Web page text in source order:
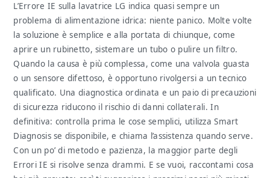
L’Errore IE sulla lavatrice LG indica quasi sempre un
problema di alimentazione idrica: niente panico. Molte volte
la soluzione è semplice e alla portata di chiunque, come
aprire un rubinetto, sistemare un tubo o pulire un filtro.
Quando la causa è più complessa, come una valvola guasta
o un sensore difettoso, è opportuno rivolgersi a un tecnico
qualificato. Una diagnostica ordinata e un paio di precauzioni
di sicurezza riducono il rischio di danni collaterali. In
definitiva: controlla prima le cose semplici, utilizza Smart
Diagnosis se disponibile, e chiama l’assistenza quando serve.
Con un po’ di metodo e pazienza, la maggior parte degli
Errori IE si risolve senza drammi. E se vuoi, raccontami cosa